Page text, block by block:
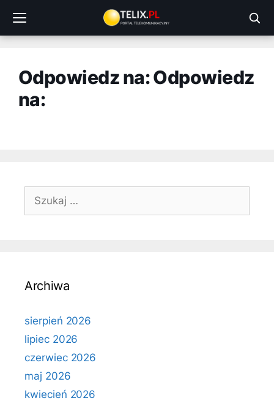
treści
Odpowiedz na: Odpowiedz
na:
Szukaj:
Archiwa
sierpień 2026
lipiec 2026
czerwiec 2026
maj 2026
kwiecień 2026